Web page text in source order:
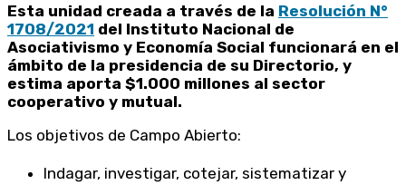
Esta unidad creada a través de la Resolución N°
1708/2021 del Instituto Nacional de
Asociativismo y Economía Social funcionará en el
ámbito de la presidencia de su Directorio, y
estima aporta $1.000 millones al sector
cooperativo y mutual.
Los objetivos de Campo Abierto:
Indagar, investigar, cotejar, sistematizar y